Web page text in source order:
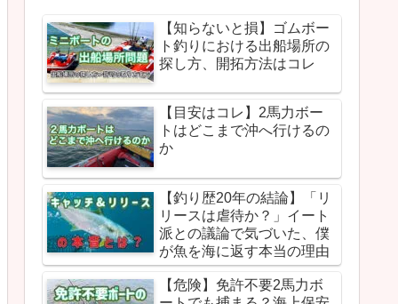
【知らないと損】ゴムボー
ト釣りにおける出船場所の
探し方、開拓方法はコレ
【目安はコレ】2馬力ボー
トはどこまで沖へ行けるの
か
【釣り歴20年の結論】「リ
リースは虐待か？」イート
派との議論で気づいた、僕
が魚を海に返す本当の理由
【危険】免許不要2馬力ボ